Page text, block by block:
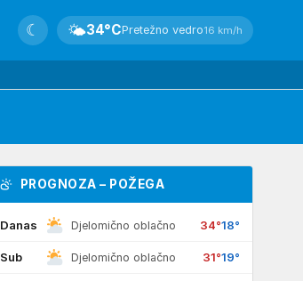
🌤34°CPretežno vedro16 km/h
☾
PROGNOZA – POŽEGA
Danas Djelomično oblačno 34°18°
Sub Djelomično oblačno 31°19°